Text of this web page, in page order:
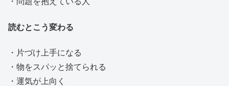
読むとこう変わる
・片づけ上手になる
・物をスパッと捨てられる
・運気が上向く